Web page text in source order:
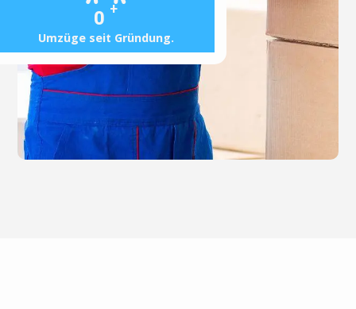
0 +
Umzüge seit Gründung.